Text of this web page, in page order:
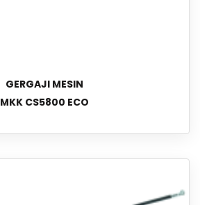
GERGAJI MESIN
MKK CS5800 ECO